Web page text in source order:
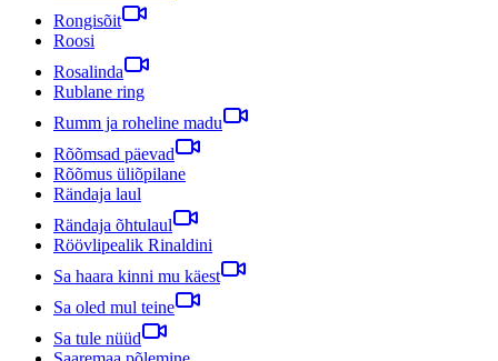
Rongisõit
Roosi
Rosalinda
Rublane ring
Rumm ja roheline madu
Rõõmsad päevad
Rõõmus üliõpilane
Rändaja laul
Rändaja õhtulaul
Röövlipealik Rinaldini
Sa haara kinni mu käest
Sa oled mul teine
Sa tule nüüd